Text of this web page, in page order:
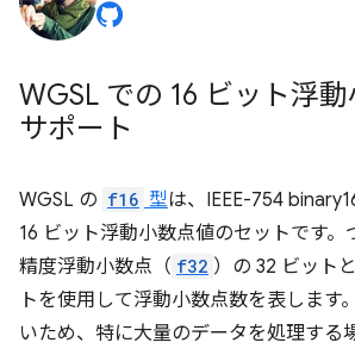
WGSL での 16 ビット浮
サポート
WGSL の f16 型は、IEEE-754
16 ビット浮動小数点値のセットです。
精度浮動小数点（ f32 ）の 32 ビット
トを使用して浮動小数点数を表します
いため、特に大量のデータを処理する